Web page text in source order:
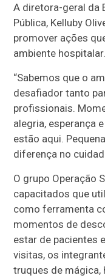
A diretora-geral da
Pública, Kelluby
promover ações
ambiente hospitalar.
“Sabemos que o
desafiador tanto
profissionais.
alegria, esperança
estão aqui.
diferença no
O grupo Operação
capacitados que
como ferramenta
momentos de
estar de pacientes
visitas, os
truques de